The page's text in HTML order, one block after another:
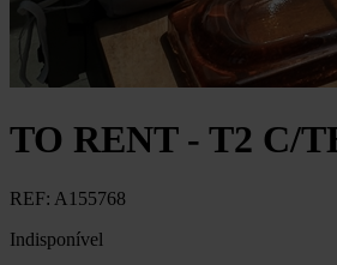
TO RENT - T2 C/
REF: A155768
Indisponível